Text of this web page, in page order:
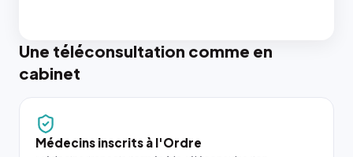
Une téléconsultation comme en
cabinet
Médecins inscrits à l'Ordre